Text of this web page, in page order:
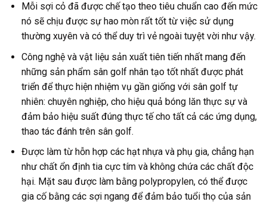
Mỗi sợi cỏ đã được chế tạo theo tiêu chuẩn cao đến mức
nó sẽ chịu được sự hao mòn rất tốt từ việc sử dụng
thường xuyên và có thể duy trì vẻ ngoài tuyệt vời như vậy.
Công nghệ và vật liệu sản xuất tiên tiến nhất mang đến
những sản phẩm sân golf nhân tạo tốt nhất được phát
triển để thực hiện nhiệm vụ gần giống với sân golf tự
nhiên: chuyên nghiệp, cho hiệu quả bóng lăn thực sự và
đảm bảo hiệu suất đúng thực tế cho tất cả các ứng dụng,
thao tác đánh trên sân golf.
Được làm từ hỗn hợp các hạt nhựa và phụ gia, chẳng hạn
như chất ổn định tia cực tím và không chứa các chất độc
hại. Mặt sau được làm bằng polypropylen, có thể được
gia cố bằng các sợi ngang để đảm bảo tuổi thọ của sản